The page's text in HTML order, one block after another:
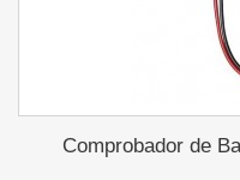
Comprobador de